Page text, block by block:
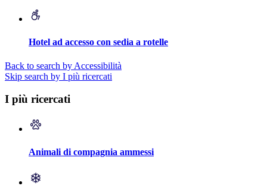
Hotel ad accesso con sedia a rotelle
Back to search by Accessibilità
Skip search by I più ricercati
I più ricercati
Animali di compagnia ammessi